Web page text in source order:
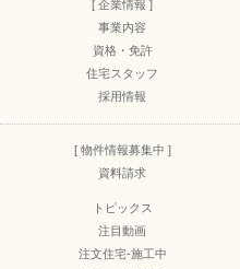
[ 企業情報 ]
事業内容
資格・免許
住宅スタッフ
採用情報
[ 物件情報募集中 ]
資料請求
トピックス
注目動画
注文住宅-施工中